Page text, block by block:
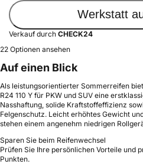
Werkstatt
Verkauf durch CHECK24
22 Optionen ansehen
Auf einen Blick
Als leistungsorientierter Sommerreifen
R24 110 Y für PKW und SUV eine
Nasshaftung, solide Kraftstoffeffizienz
Felgenschutz. Leicht erhöhtes Gewicht
stehen einem angenehm niedrigen
Sparen Sie beim Reifenwechsel
Prüfen Sie Ihre persönlichen Vorteile und
Punkten.